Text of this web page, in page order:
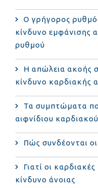
Ο γρήγορος
κίνδυνο εμφάνισης
ρυθμού
Η απώλεια ακοής
κίνδυνο καρδιακής
Τα συμπτώματα
αιφνίδιου
Πώς συνδέονται
Γιατί οι
κίνδυνο άνοιας